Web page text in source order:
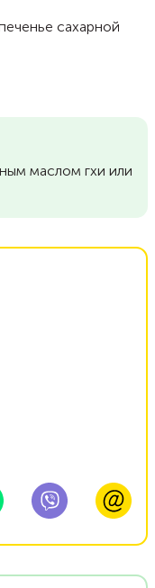
сахарной
маслом гхи или